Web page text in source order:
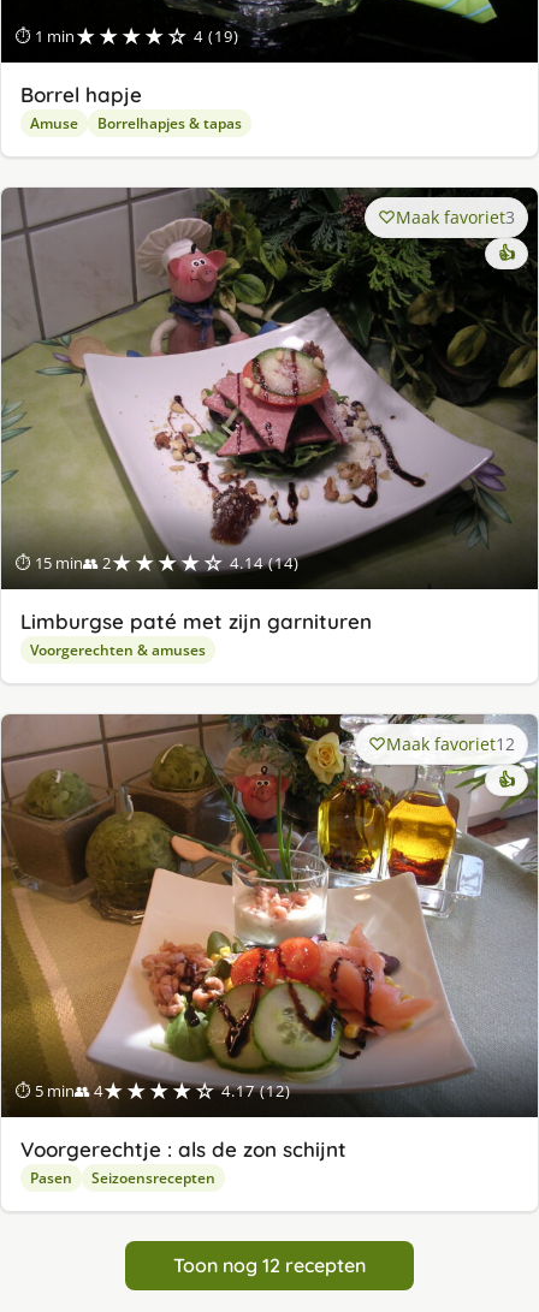
⏱ 1 min★★★★☆ 4 (19)
Borrel hapje
Amuse Borrelhapjes & tapas
⏱ 15 min👥 2★★★★☆ 4.14 (14)
Maak favoriet3
👍
Limburgse paté met zijn garnituren
Voorgerechten & amuses
⏱ 5 min👥 4★★★★☆ 4.17 (12)
Maak favoriet12
👍
Voorgerechtje : als de zon schijnt
Pasen Seizoensrecepten
Toon nog 12 recepten